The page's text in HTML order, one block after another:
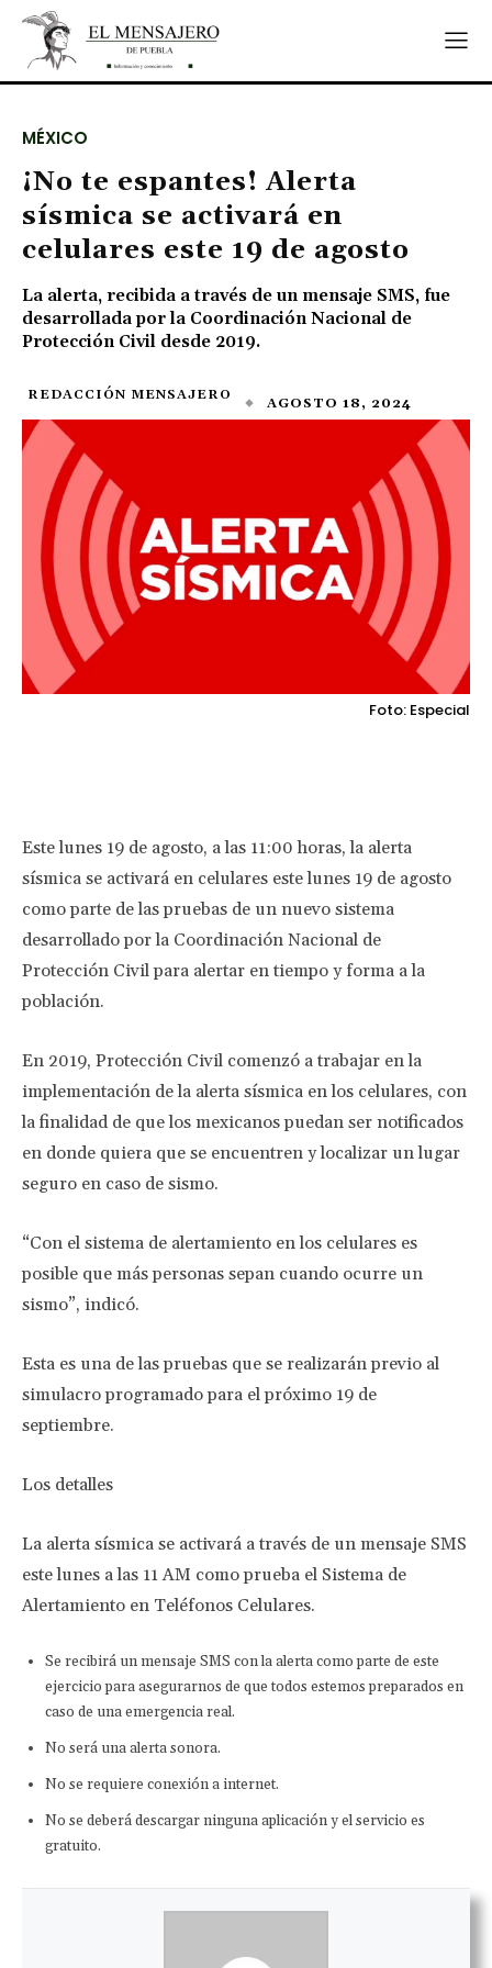
MÉXICO
¡No te espantes! Alerta
sísmica se activará en
celulares este 19 de agosto
La alerta, recibida a través de un mensaje SMS, fue
desarrollada por la Coordinación Nacional de
Protección Civil desde 2019.
REDACCIÓN MENSAJERO AGOSTO 18, 2024
Foto: Especial
Este lunes 19 de agosto, a las 11:00 horas, la alerta
sísmica se activará en celulares este lunes 19 de agosto
como parte de las pruebas de un nuevo sistema
desarrollado por la Coordinación Nacional de
Protección Civil para alertar en tiempo y forma a la
población.
En 2019, Protección Civil comenzó a trabajar en la
implementación de la alerta sísmica en los celulares, con
la finalidad de que los mexicanos puedan ser notificados
en donde quiera que se encuentren y localizar un lugar
seguro en caso de sismo.
“Con el sistema de alertamiento en los celulares es
posible que más personas sepan cuando ocurre un
sismo”, indicó.
Esta es una de las pruebas que se realizarán previo al
simulacro programado para el próximo 19 de
septiembre.
Los detalles
La alerta sísmica se activará a través de un mensaje SMS
este lunes a las 11 AM como prueba el Sistema de
Alertamiento en Teléfonos Celulares.
Se recibirá un mensaje SMS con la alerta como parte de este
ejercicio para asegurarnos de que todos estemos preparados en
caso de una emergencia real.
No será una alerta sonora.
No se requiere conexión a internet.
No se deberá descargar ninguna aplicación y el servicio es
gratuito.